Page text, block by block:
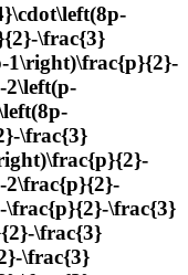
\frac{3}
1\right)\frac{p}{2}-
2\left(p-
\frac{3}
2\frac{p}{2}-
\frac{p}{2}-\frac{3}
\frac{3}
\frac{3}